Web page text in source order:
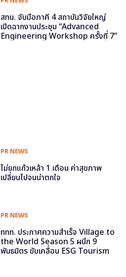
สทน. จับมือภาคี 4 สถาบันวิจัยใหญ่
เปิดฉากงานประชุม “Advanced
Engineering Workshop ครั้งที่ 7”
PR NEWS
ไม่ยกแก้วเหล้า 1 เดือน ค่าสุขภาพ
เปลี่ยนไปจนน่าตกใจ
PR NEWS
ททท. ประกาศความสำเร็จ Village to
the World Season 5 ผนึก 9
พันธมิตร ขับเคลื่อน ESG Tourism